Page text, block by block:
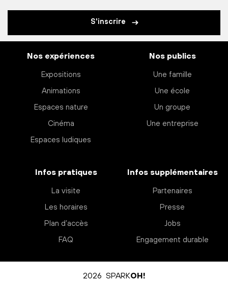
S'inscrire
Nos expériences
Expositions
Animations
Espaces nature
Cinéma
Espaces ludiques
Nos publics
Une famille
Une école
Un groupe
Une entreprise
Infos pratiques
La visite
Les horaires
Plan d’accès
FAQ
Infos supplémentaires
Partenaires
Presse
Jobs
Engagement durable
2026 SPARKOH!